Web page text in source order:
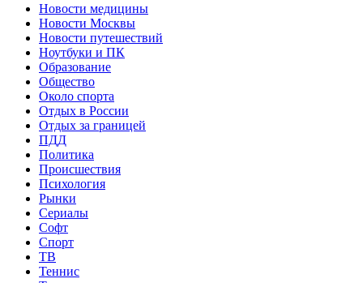
Новости медицины
Новости Москвы
Новости путешествий
Ноутбуки и ПК
Образование
Общество
Около спорта
Отдых в России
Отдых за границей
ПДД
Политика
Происшествия
Психология
Рынки
Сериалы
Софт
Спорт
ТВ
Теннис